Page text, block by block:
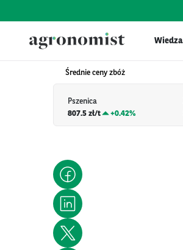
Wiedza
Średnie ceny zbóż
Pszenica
807.5 zł/t
+0.42%